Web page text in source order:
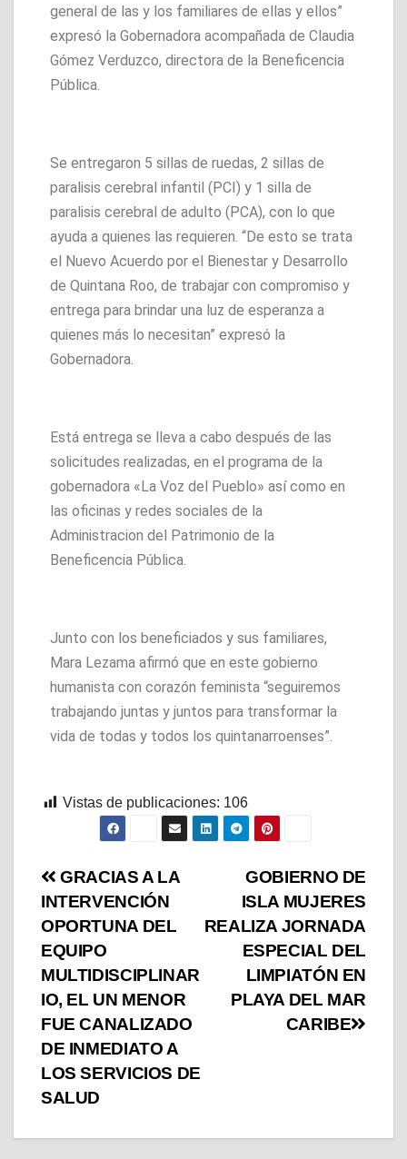
general de las y los familiares de ellas y ellos”
expresó la Gobernadora acompañada de Claudia
Gómez Verduzco, directora de la Beneficencia
Pública.
Se entregaron 5 sillas de ruedas, 2 sillas de
paralisis cerebral infantil (PCI) y 1 silla de
paralisis cerebral de adulto (PCA), con lo que
ayuda a quienes las requieren. “De esto se trata
el Nuevo Acuerdo por el Bienestar y Desarrollo
de Quintana Roo, de trabajar con compromiso y
entrega para brindar una luz de esperanza a
quienes más lo necesitan” expresó la
Gobernadora.
Está entrega se lleva a cabo después de las
solicitudes realizadas, en el programa de la
gobernadora «La Voz del Pueblo» así como en
las oficinas y redes sociales de la
Administracion del Patrimonio de la
Beneficencia Pública.
Junto con los beneficiados y sus familiares,
Mara Lezama afirmó que en este gobierno
humanista con corazón feminista “seguiremos
trabajando juntas y juntos para transformar la
vida de todas y todos los quintanarroenses”.
Vistas de publicaciones: 106
GOBIERNO DE
ISLA MUJERES
REALIZA JORNADA
ESPECIAL DEL
LIMPIATÓN EN
PLAYA DEL MAR
CARIBE
GRACIAS A LA
INTERVENCIÓN
OPORTUNA DEL
EQUIPO
MULTIDISCIPLINAR
IO, EL UN MENOR
FUE CANALIZADO
DE INMEDIATO A
LOS SERVICIOS DE
SALUD